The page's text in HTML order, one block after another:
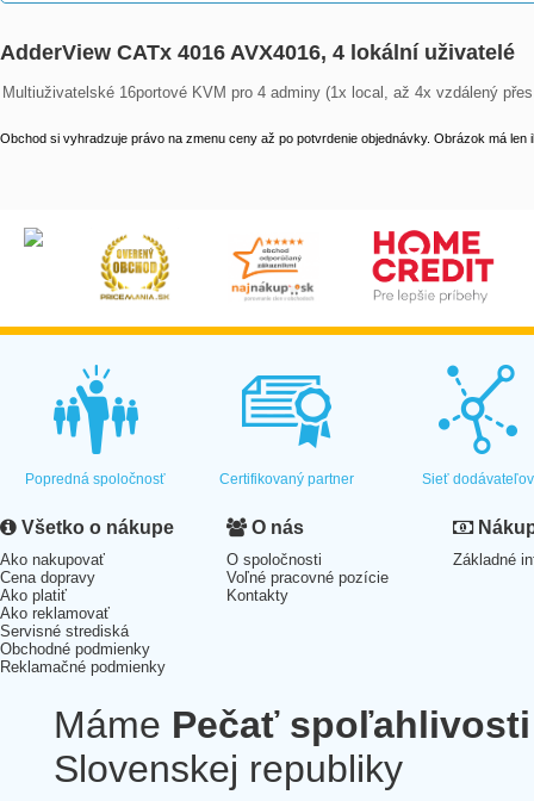
AdderView CATx 4016 AVX4016, 4 lokální uživatelé
Multiuživatelské 16portové KVM pro 4 adminy (1x local, až 4x vzdálený
Obchod si vyhradzuje právo na zmenu ceny až po potvrdenie objednávky. Obrázok má len
Popredná spoločnosť Certifikovaný partner Sieť dodávateľov
Všetko o nákupe
Ako nakupovať
Cena dopravy
Ako platiť
Ako reklamovať
Servisné strediská
Obchodné podmienky
Reklamačné podmienky
O nás
O spoločnosti
Voľné pracovné pozície
Kontakty
Základné
Máme Pečať spoľahlivosti
Slovenskej republiky